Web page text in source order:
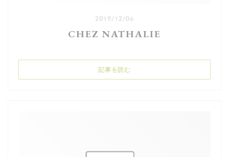
2019/12/06
CHEZ NATHALIE
記事を読む((新しいウィンドウで開きます))